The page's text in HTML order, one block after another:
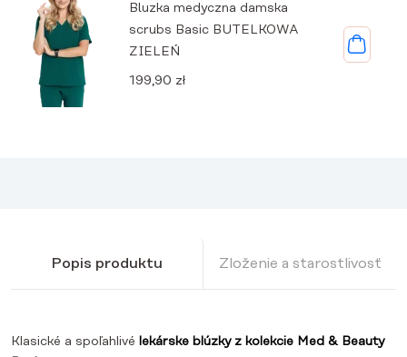
Bluzka medyczna damska
scrubs Basic BUTELKOWA
ZIELEŃ
199,90 zł
Popis produktu Zloženie a starostlivosť
Klasické a spoľahlivé lekárske blúzky z kolekcie Med & Beauty